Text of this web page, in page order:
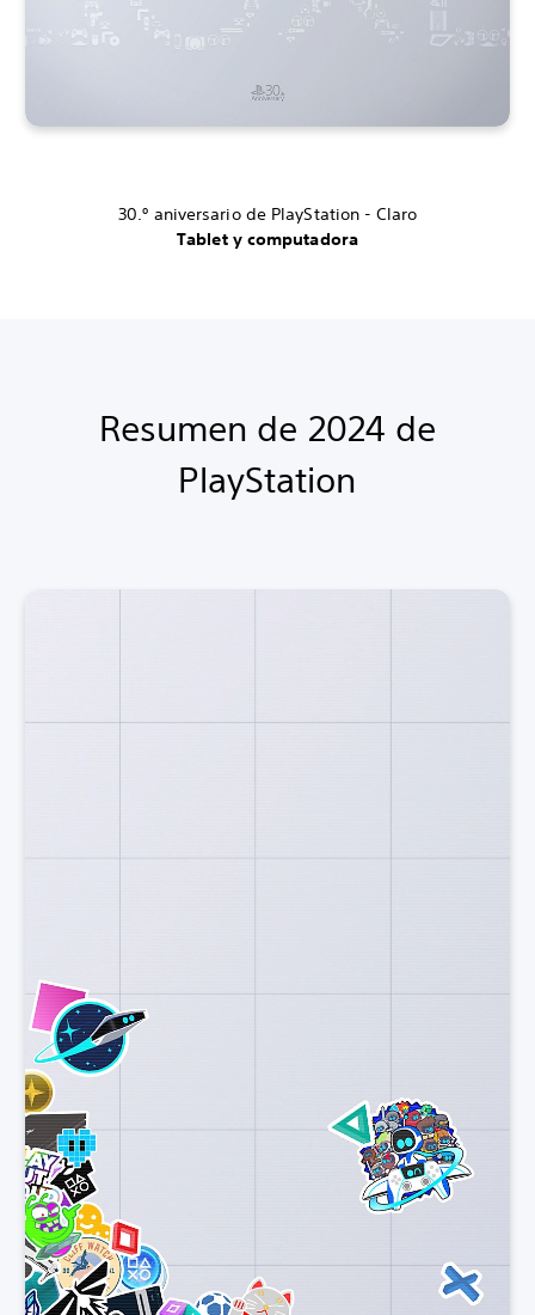
30.º aniversario de PlayStation - Claro
Tablet y computadora
Resumen de 2024 de
PlayStation